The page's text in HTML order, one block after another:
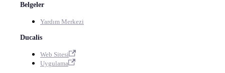
Belgeler
Yardım Merkezi
Ducalis
Web Sitesi
Uygulama